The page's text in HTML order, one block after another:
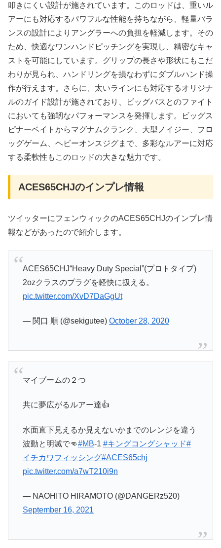
叩きにくい設計が施されています。このロッドは、重いル
アーにも対応するパワフルな性能を持ちながら、軽量バラ
ンスの設計によりアングラーへの負担を軽減します。その
ため、快適なワンハンドピッチングを実現し、精密なキャ
ストを可能にしています。グリップの長さや形状にもこだ
わりが見られ、ハンドリングを損なわずにダブルハンド操
作が行えます。さらに、太いラインにも対応するオリジナ
ルのガイド設計が施されており、ビッグバスとのファイト
においても強靭なパフォーマンスを発揮します。ビッグス
ピナーベイトからマグナムクランク、大型ノイジー、フロ
ッグゲーム、ヘビーオンスジグまで、多彩なルアーに対応
する柔軟性もこのロッドの大きな魅力です。
ACES65CHJのインプレ情報
ツイッターにフェンウィックのACES65CHJのインプレ情
報などがあったので紹介します。
ACES65CHJ“Heavy Duty Special”(プロトタイプ)
2ozクラスのプラグを軽快に扱える。
pic.twitter.com/XvD7DaGgUt
— 関口 順 (@sekigutee) October 28, 2020
マイブームの２つ
共に夢広がるルアー達👍
水面直下見えるか見えないかまでのレンジを違う
波動と明滅で👊#MB-1 #キングコングシャッド#
イチカワフィッシング#ACES65chj
pic.twitter.com/a7wT210i9n
— NAOHITO HIRAMOTO (@DANGERz520)
September 16, 2021